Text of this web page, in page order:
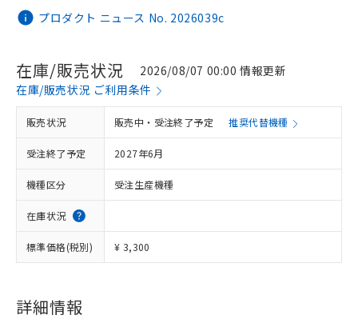
プロダクト ニュース No. 2026039c
在庫/販売状況
2026/08/07 00:00 情報更新
在庫/販売状況 ご利用条件
販売状況 販売中・受注終了予定 推奨代替機種
受注終了予定 2027年6月
機種区分 受注生産機種
在庫状況
標準価格(税別) ¥ 3,300
詳細情報